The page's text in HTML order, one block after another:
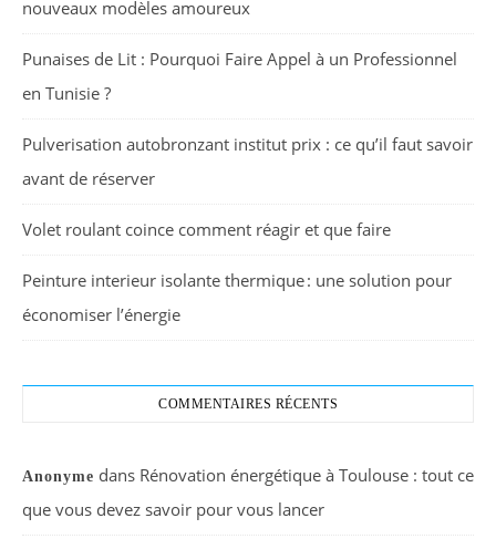
nouveaux modèles amoureux
Punaises de Lit : Pourquoi Faire Appel à un Professionnel
en Tunisie ?
Pulverisation autobronzant institut prix : ce qu’il faut savoir
avant de réserver
Volet roulant coince comment réagir et que faire
Peinture interieur isolante thermique : une solution pour
économiser l’énergie
COMMENTAIRES RÉCENTS
Anonyme dans Rénovation énergétique à Toulouse : tout ce
que vous devez savoir pour vous lancer